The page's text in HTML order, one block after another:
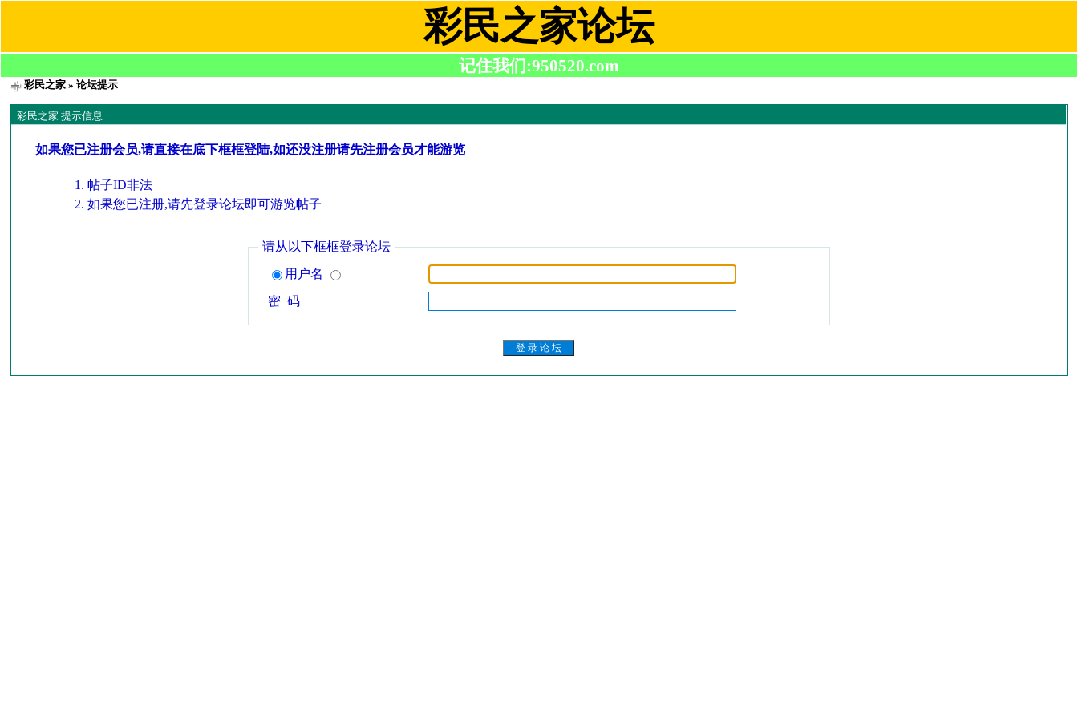
彩民之家论坛
记住我们:950520.com
彩民之家 » 论坛提示
彩民之家 提示信息
如果您已注册会员,请直接在底下框框登陆,如还没注册请先注册会员才能游览
帖子ID非法
如果您已注册,请先登录论坛即可游览帖子
请从以下框框登录论坛
用户名
密 码